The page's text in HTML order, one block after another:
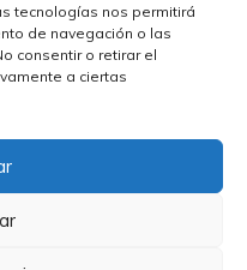
tecnologías nos permitirá
de navegación o las
consentir o retirar el
a ciertas